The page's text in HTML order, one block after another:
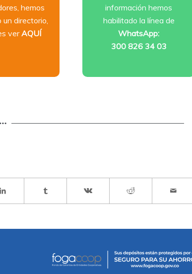
hemos
directorio,
verAQUÍ
información hemos
habilitado la línea de
WhatsApp:
300 826 34 03